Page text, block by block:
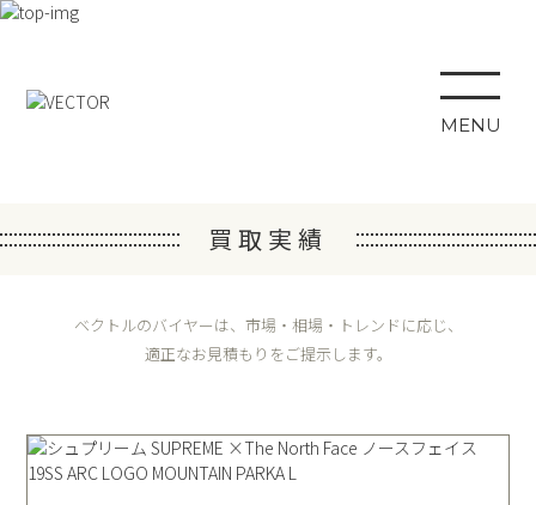
MENU
買取実績
ベクトルのバイヤーは、市場・相場・トレンドに応じ、
適正なお見積もりをご提示します。